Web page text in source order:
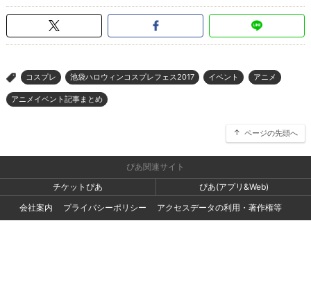
> コスプレ 池袋ハロウィンコスプレフェス2017 イベント アニメ
アニメイベント記事まとめ
ページの先頭へ
ぴあ関連サイト
チケットぴあ
ぴあ(アプリ&Web)
会社案内
プライバシーポリシー
アクセスデータの利用・著作権等